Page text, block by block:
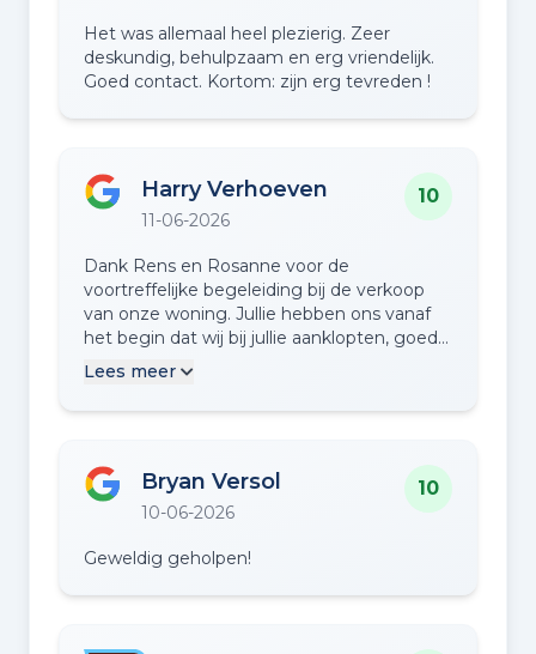
Het was allemaal heel plezierig. Zeer
deskundig, behulpzaam en erg vriendelijk.
Goed contact. Kortom: zijn erg tevreden !
Harry Verhoeven
11-06-2026
10
Dank Rens en Rosanne voor de
voortreffelijke begeleiding bij de verkoop
van onze woning. Jullie hebben ons vanaf
het begin dat wij bij jullie aanklopten, goed
geïnformeerd en ons daadwerkelijk vaak
verlopen. Ook toen wij enigszins op
zijn vriendelijk, attent en hadden altijd tijd
voor ons. Heel veel dank.
Lees meer
Bryan Versol
10-06-2026
10
Geweldig geholpen!